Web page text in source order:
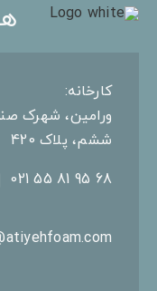
کارخانه:
ورامین، شهرک
ششم، پلاک 420
021 55 81 95 68